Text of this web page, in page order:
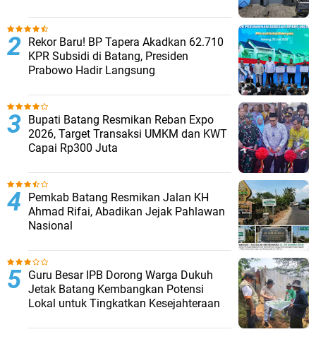
Rekor Baru! BP Tapera Akadkan 62.710
KPR Subsidi di Batang, Presiden
Prabowo Hadir Langsung
Bupati Batang Resmikan Reban Expo
2026, Target Transaksi UMKM dan KWT
Capai Rp300 Juta
Pemkab Batang Resmikan Jalan KH
Ahmad Rifai, Abadikan Jejak Pahlawan
Nasional
Guru Besar IPB Dorong Warga Dukuh
Jetak Batang Kembangkan Potensi
Lokal untuk Tingkatkan Kesejahteraan